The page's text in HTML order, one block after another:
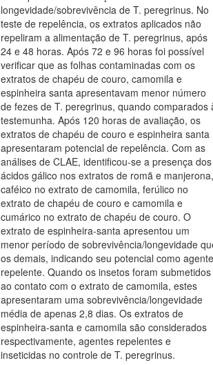
longevidade/sobrevivência de T. peregrinus. No
teste de repelência, os extratos aplicados não
repeliram a alimentação de T. peregrinus, após
24 e 48 horas. Após 72 e 96 horas foi possível
verificar que as folhas contaminadas com os
extratos de chapéu de couro, camomila e
espinheira santa apresentavam menor número
de fezes de T. peregrinus, quando comparados
testemunha. Após 120 horas de avaliação, os
extratos de chapéu de couro e espinheira santa
apresentaram potencial de repelência. Com as
análises de CLAE, identificou-se a presença dos
ácidos gálico nos extratos de romã e manjerona,
caféico no extrato de camomila, ferúlico no
extrato de chapéu de couro e camomila e
cumárico no extrato de chapéu de couro. O
extrato de espinheira-santa apresentou um
menor período de sobrevivência/longevidade
os demais, indicando seu potencial como agente
repelente. Quando os insetos foram submetidos
ao contato com o extrato de camomila, estes
apresentaram uma sobrevivência/longevidade
média de apenas 2,8 dias. Os extratos de
espinheira-santa e camomila são considerados
respectivamente, agentes repelentes e
inseticidas no controle de T. peregrinus.